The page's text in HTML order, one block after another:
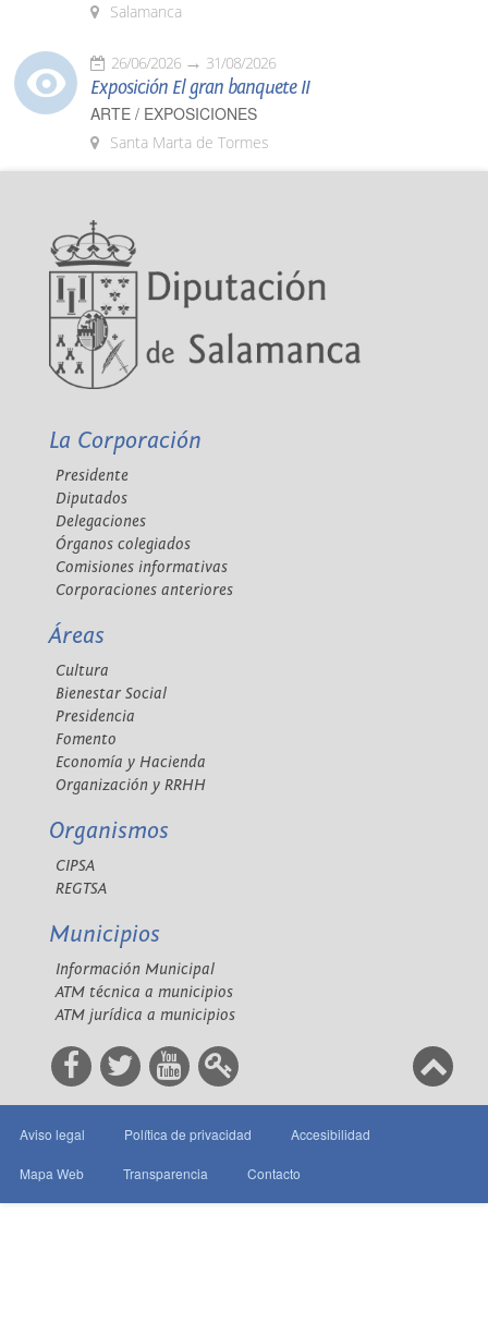
Salamanca
26/06/2026 31/08/2026
Exposición El gran banquete II
ARTE / EXPOSICIONES
Santa Marta de Tormes
La Corporación
Presidente
Diputados
Delegaciones
Órganos colegiados
Comisiones informativas
Corporaciones anteriores
Áreas
Cultura
Bienestar Social
Presidencia
Fomento
Economía y Hacienda
Organización y RRHH
Organismos
CIPSA
REGTSA
Municipios
Información Municipal
ATM técnica a municipios
ATM jurídica a municipios
Aviso legal Política de privacidad Accesibilidad
Mapa Web Transparencia Contacto